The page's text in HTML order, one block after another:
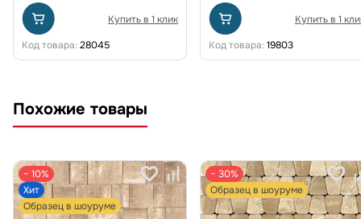
Купить в 1 клик
Код товара: 28045
Купить в 1
Код товара: 19803
Похожие товары
− 10%
Хит
Образец в шоуруме
− 30%
Образец в шоуруме